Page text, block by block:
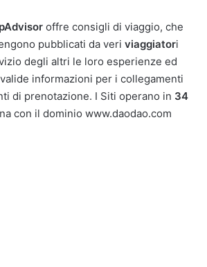
offre consigli di viaggio, che
pubblicati da veri viaggiatori
degli altri le loro esperienze ed
informazioni per i collegamenti
di prenotazione. I Siti operano in 34
con il dominio www.daodao.com